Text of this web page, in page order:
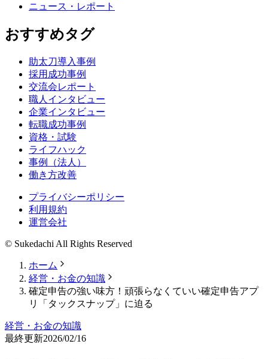
ニュース・レポート
おすすめタグ
助太刀導入事例
採用成功事例
交流会レポート
職人インタビュー
企業インタビュー
転職成功事例
資格・試験
ライフハック
事例（法人）
働き方改善
プライバシーポリシー
利用規約
運営会社
© Sukedachi All Rights Reserved
ホーム
経営・お金の知識
確定申告の強い味方！頑張らなくていい確定申告アプ
リ「タックスナップ」に迫る
経営・お金の知識
最終更新2026/02/16